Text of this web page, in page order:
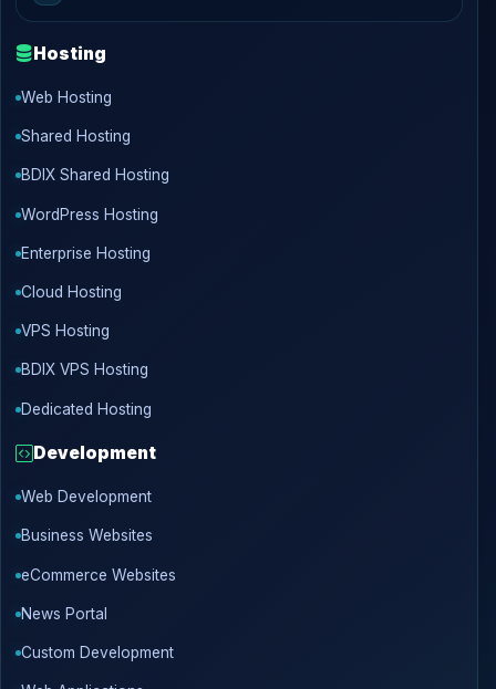
Hosting
Web Hosting
Shared Hosting
BDIX Shared Hosting
WordPress Hosting
Enterprise Hosting
Cloud Hosting
VPS Hosting
BDIX VPS Hosting
Dedicated Hosting
Development
Web Development
Business Websites
eCommerce Websites
News Portal
Custom Development